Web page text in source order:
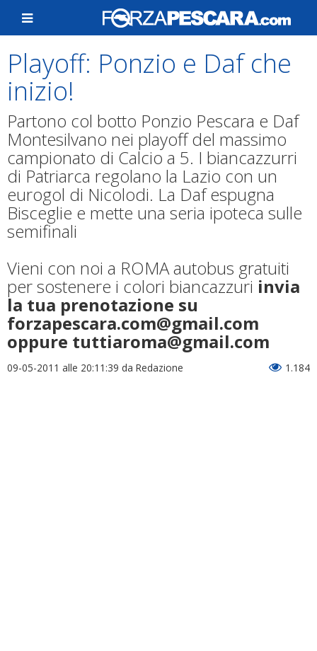
Playoff: Ponzio e Daf che
inizio!
Partono col botto Ponzio Pescara e Daf
Montesilvano nei playoff del massimo
campionato di Calcio a 5. I biancazzurri
di Patriarca regolano la Lazio con un
eurogol di Nicolodi. La Daf espugna
Bisceglie e mette una seria ipoteca sulle
semifinali
Vieni con noi a ROMA autobus gratuiti
per sostenere i colori biancazzuri invia
la tua prenotazione su
forzapescara.com@gmail.com
oppure tuttiaroma@gmail.com
09-05-2011 alle 20:11:39 da Redazione 1.184